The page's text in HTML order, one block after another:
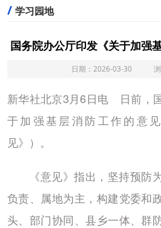
/ 学习园地
国务院办公厅印发《关于加强
日期：2026-03-30 浏
新华社北京3月6日电 日前，
于加强基层消防工作的意
见》）。
《意见》指出，坚持预防
负责、属地为主，构建党委和
头、部门协同、县乡一体、群